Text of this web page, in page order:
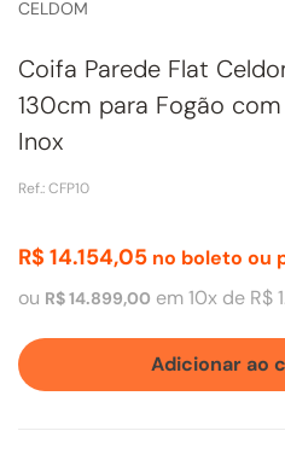
CELDOM
Coifa Parede Flat
130cm para Fogão
Inox
Ref.:CFP10
R$ 14.154,05 no boleto ou
ou R$14.899,00 em10x de R$1
Adicionar ao